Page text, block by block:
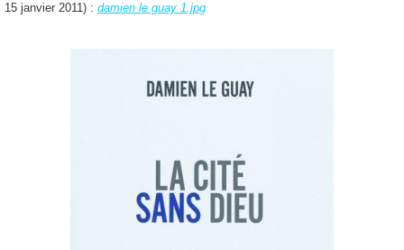
15 janvier 2011) : damien le guay 1.jpg